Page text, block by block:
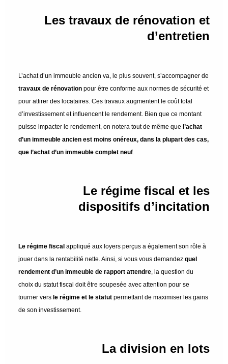
Les travaux de rénovation et
d’entretien
L’achat d’un immeuble ancien va, le plus souvent, s’accompagner de
travaux de rénovation pour être conforme aux normes de sécurité et
pour attirer des locataires. Ces travaux augmentent le coût total
d’investissement et influencent le rendement. Bien que ce montant
puisse impacter le rendement, on notera tout de même que l’achat
d’un immeuble ancien est moins onéreux, dans la plupart des cas,
que l’achat d’un immeuble complet neuf.
Le régime fiscal et les
dispositifs d’incitation
Le régime fiscal appliqué aux loyers perçus a également son rôle à
jouer dans la rentabilité nette. Ainsi, si vous vous demandezquel
rendement d’un immeuble de rapport attendre, la question du
choix du statut fiscal doit être soupesée avec attention pour se
tourner vers le régime et le statut permettant de maximiser les gains
de son investissement.
La division en lots